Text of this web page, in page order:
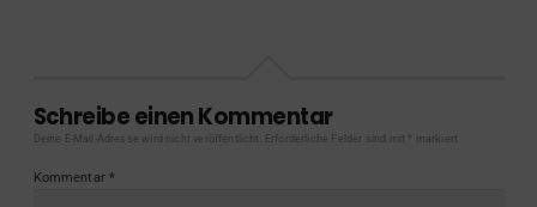
Schreibe einen Kommentar
Deine E-Mail-Adresse wird nicht veröffentlicht. Erforderliche Felder sind mit markiert
Kommentar *